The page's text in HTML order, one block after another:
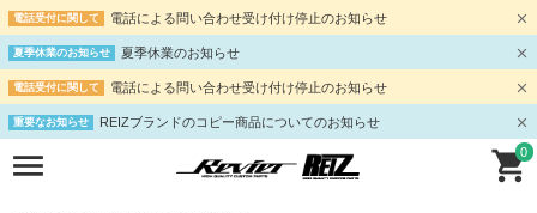
電話受付に関して 電話による問い合わせ受け付け停止のお知らせ
夏季休業のお知らせ 夏季休業のお知らせ
電話受付に関して 電話による問い合わせ受け付け停止のお知らせ
重要なお知らせ REIZブランドのコピー商品についてのお知らせ
0